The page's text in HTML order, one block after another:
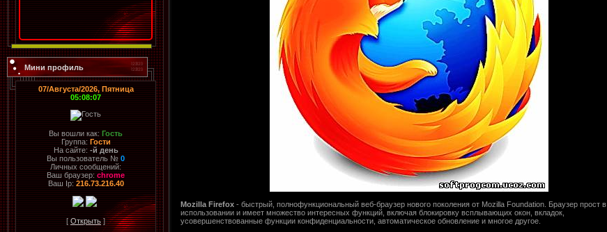
Мини профиль
07/Августа/2026, Пятница
05:08:07
Вы вошли как: Гость
Группа: Гости
На сайте: -й день
Вы пользователь № 0
Личных сообщений:
Ваш браузер: chrome
Ваш Ip:216.73.216.40
[ Открыть]
Mozilla Firefox - быстрый, полнофункциональный веб-браузер нового поколения от Mozilla Foundation. Браузер прост в
использовании и имеет множество интересных функций, включая блокировку всплывающих окон, вкладок,
усовершенствованные функции конфиденциальности, автоматическое обновление и многое другое.